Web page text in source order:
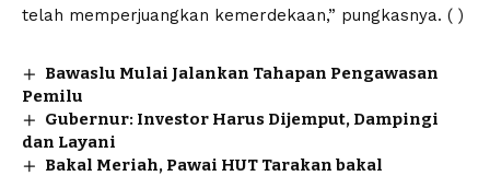
telah memperjuangkan kemerdekaan,” pungkasnya. ( )
Bawaslu Mulai Jalankan Tahapan Pengawasan
Pemilu
Gubernur: Investor Harus Dijemput, Dampingi
dan Layani
Bakal Meriah, Pawai HUT Tarakan bakal